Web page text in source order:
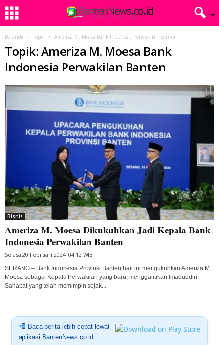
Beranda Topik Ameriza M. Moesa Bank Indonesia Perwakilan Banten
Topik: Ameriza M. Moesa Bank
Indonesia Perwakilan Banten
Bisnis
Ameriza M. Moesa Dikukuhkan Jadi Kepala Bank
Indonesia Perwakilan Banten
Selasa 20 Februari 2024, 04:12 WIB
SERANG – Bank Indonesia Provinsi Banten hari ini mengukuhkan Ameriza M.
Moesa sebagai Kepala Perwakilan yang baru, menggantikan Imaduddin
Sahabat yang telah memimpin sejak...
Baca berita lebih cepat lewat
aplikasi BantenNews.co.id